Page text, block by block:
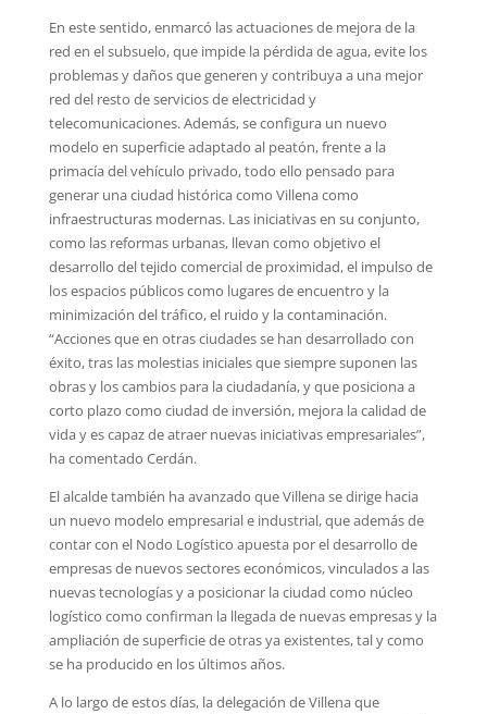
En este sentido, enmarcó las actuaciones de mejora de la
red en el subsuelo, que impide la pérdida de agua, evite los
problemas y daños que generen y contribuya a una mejor
red del resto de servicios de electricidad y
telecomunicaciones. Además, se configura un nuevo
modelo en superficie adaptado al peatón, frente a la
primacía del vehículo privado, todo ello pensado para
generar una ciudad histórica como Villena como
infraestructuras modernas. Las iniciativas en su conjunto,
como las reformas urbanas, llevan como objetivo el
desarrollo del tejido comercial de proximidad, el impulso de
los espacios públicos como lugares de encuentro y la
minimización del tráfico, el ruido y la contaminación.
“Acciones que en otras ciudades se han desarrollado con
éxito, tras las molestias iniciales que siempre suponen las
obras y los cambios para la ciudadanía, y que posiciona a
corto plazo como ciudad de inversión, mejora la calidad de
vida y es capaz de atraer nuevas iniciativas empresariales”,
ha comentado Cerdán.
El alcalde también ha avanzado que Villena se dirige hacia
un nuevo modelo empresarial e industrial, que además de
contar con el Nodo Logístico apuesta por el desarrollo de
empresas de nuevos sectores económicos, vinculados a las
nuevas tecnologías y a posicionar la ciudad como núcleo
logístico como confirman la llegada de nuevas empresas y la
ampliación de superficie de otras ya existentes, tal y como
se ha producido en los últimos años.
A lo largo de estos días, la delegación de Villena que